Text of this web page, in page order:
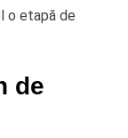
o etapă de
de